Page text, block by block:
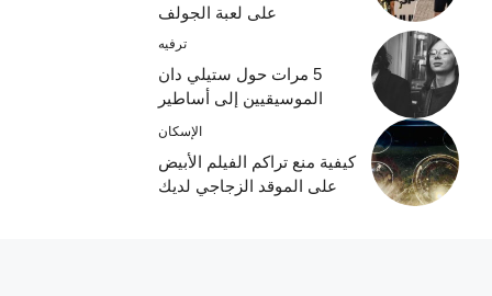
على لعبة الجولف
ترفيه
5 مرات حول ستيلي دان
الموسيقيين إلى أساطير
الإسكان
كيفية منع تراكم الفيلم الأبيض
على الموقد الزجاجي لديك